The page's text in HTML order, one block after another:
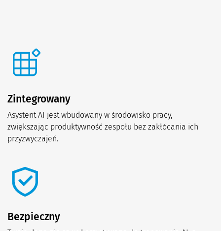
Zintegrowany
Asystent AI jest wbudowany w środowisko pracy,
zwiększając produktywność zespołu bez zakłócania ich
przyzwyczajeń.
Bezpieczny